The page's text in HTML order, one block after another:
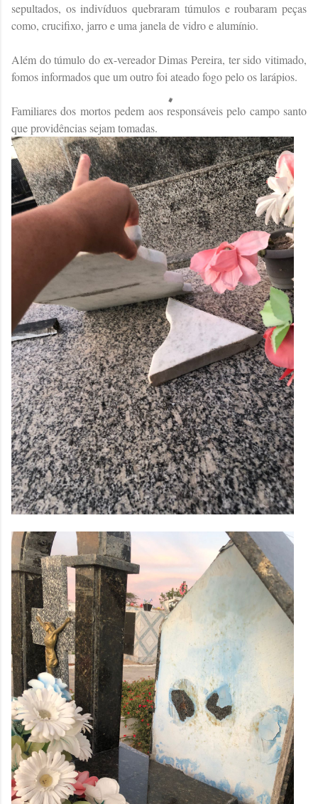
sepultados, os indivíduos quebraram túmulos e roubaram peças
como, crucifixo, jarro e uma janela de vidro e alumínio.
Além do túmulo do ex-vereador Dimas Pereira, ter sido vitimado,
fomos informados que um outro foi ateado fogo pelo os larápios.
Familiares dos mortos pedem aos responsáveis pelo campo santo
que providências sejam tomadas.